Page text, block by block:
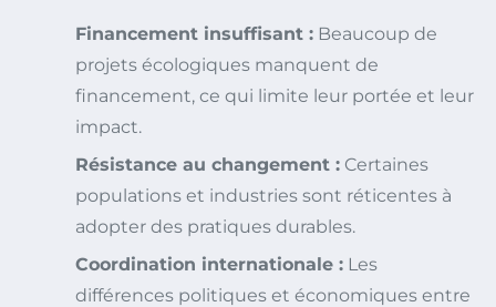
Financement insuffisant : Beaucoup de
projets écologiques manquent de
financement, ce qui limite leur portée et leur
impact.
Résistance au changement : Certaines
populations et industries sont réticentes à
adopter des pratiques durables.
Coordination internationale : Les
différences politiques et économiques entre